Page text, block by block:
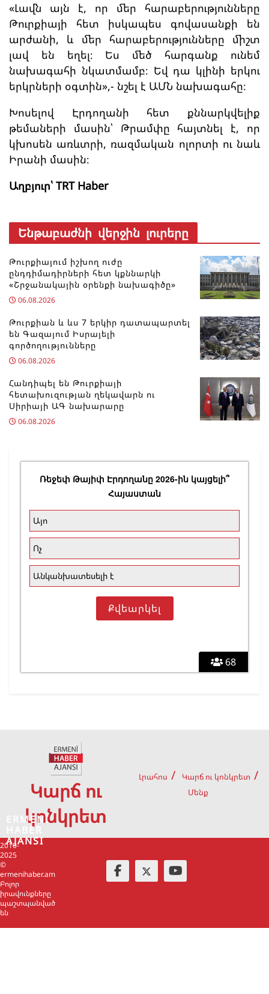
«Լավն այն է, որ մեր հարաբերությունները
Թուրքիայի հետ իսկապես գովասանքի են
արժանի, և մեր հարաբերությունները միշտ
լավ են եղել։ Ես մեծ հարգանք ունեմ
նախագահի նկատմամբ։ Եվ դա կլինի երկու
երկրների օգտին»,- նշել է ԱՄՆ նախագահը։
Խոսելով Էրդողանի հետ քննարկվելիք
թեմաների մասին՝ Թրամփը հայտնել է, որ
կխոսեն առևտրի, ռազմական ոլորտի ու նաև
Իրանի մասին։
Աղբյուր՝ TRT Haber
Ենթաբաժնի վերջին լուրերը
Թուրքիայում իշխող ուժը
ընդդիմադիրների հետ կքննարկի
«Շրջանակային օրենքի նախագիծը»
06.08.2026
Թուրքիան և ևս 7 երկիր դատապարտել
են Գազայում Իսրայելի
գործողությունները
06.08.2026
Հանդիպել են Թուրքիայի
հետախուզության ղեկավարն ու
Սիրիայի ԱԳ նախարարը
06.08.2026
68
Ռեջեփ Թայիփ Էրդողանը 2026-ին կայցելի՞
Հայաստան
Այո
Ոչ
Անկանխատեսելի է
Կարճ ու
կոնկրետ
Լրահոս
Կարճ ու կոնկրետ
Մենք
2010-
2025
©
ermenihaber.am
Բոլոր
իրավունքները
պաշտպանված
են
ERMENİ
HABER
AJANSI